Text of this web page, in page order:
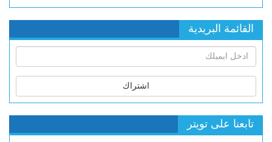
القائمة البريدية
اشتراك
تابعنا على تويتر